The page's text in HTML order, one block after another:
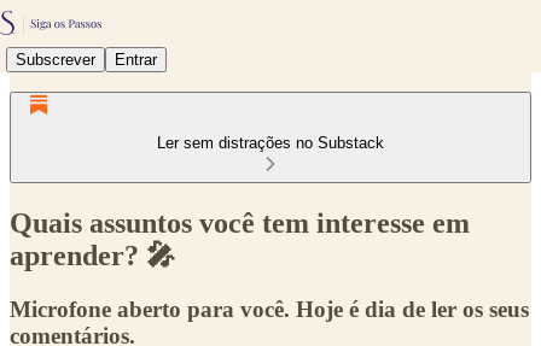
Subscrever Entrar
Ler sem distrações no Substack
Quais assuntos você tem interesse em
aprender? 🎤
Microfone aberto para você. Hoje é dia de ler os seus
comentários.